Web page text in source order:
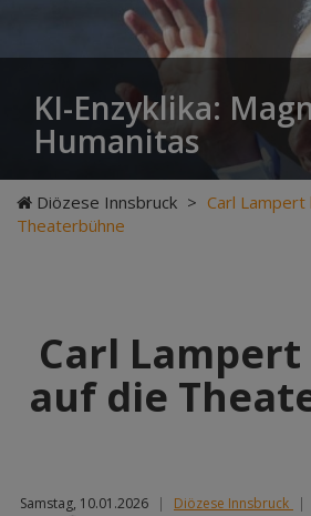
KI-Enzyklika:
Humanitas
Diözese Innsbruck > Carl
Theaterbühne
Carl
auf die
Samstag, 10.01.2026 | Diözese Innsbruck |